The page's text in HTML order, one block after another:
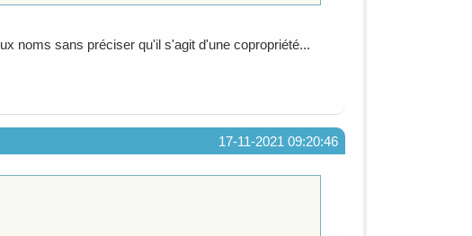
noms sans préciser qu'il s'agit d'une copropriété...
17-11-2021 09:20:46